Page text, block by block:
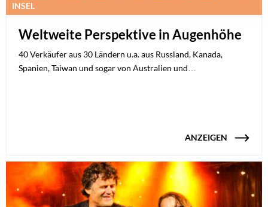
INSEL
Weltweite Perspektive in Augenhöhe
40 Verkäufer aus 30 Ländern u.a. aus Russland, Kanada,
Spanien, Taiwan und sogar von Australien und…
ANZEIGEN